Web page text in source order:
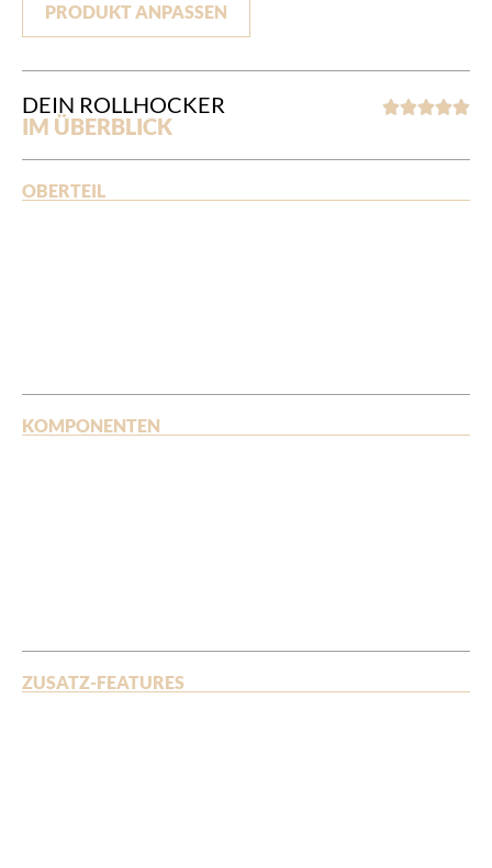
PRODUKT ANPASSEN
DEIN ROLLHOCKER
IM ÜBERBLICK

OBERTEIL
KOMPONENTEN
ZUSATZ-FEATURES